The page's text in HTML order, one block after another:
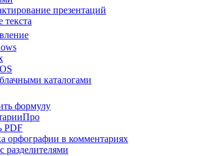
презентаций
каталогами
формулу
PDF
орфографии в комментариях
разделителями